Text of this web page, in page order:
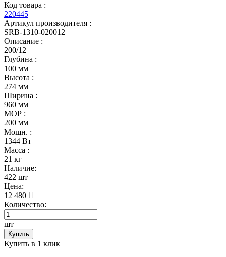
Код товара :
220445
Артикул производителя :
SRB-1310-020012
Описание :
200/12
Глубина :
100 мм
Высота :
274 мм
Ширина :
960 мм
МОР :
200 мм
Мощн. :
1344 Вт
Масса :
21 кг
Наличие:
422 шт
Цена:
12 480
Количество:
шт
Купить
Купить в 1 клик